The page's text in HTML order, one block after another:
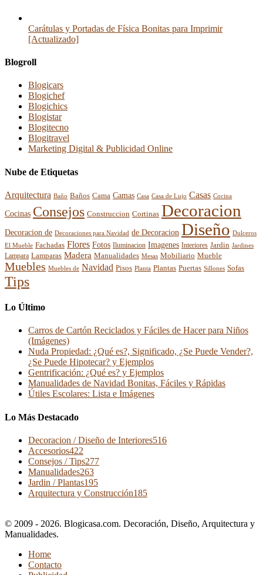
Carátulas y Portadas de Física Bonitas para Imprimir
[Actualizado]
Blogroll
Blogicars
Blogichef
Blogichics
Blogistar
Blogitecno
Blogitravel
Marketing Digital & Publicidad Online
Nube de Etiquetas
Arquitectura Baño Baños Cama Camas Casa Casa de Lujo Casas Cocina
Cocinas Consejos Construccion Cortinas Decoracion
Decoracion de Decoraciones para Navidad de Decoracion Diseño Dulceros
El Mueble Fachadas Flores Fotos Iluminacion Imagenes Interiores Jardin Jardines
Lampara Lamparas Madera Manualidades Mesas Mobiliario Mueble
Muebles Muebles de Navidad Pisos Planta Plantas Puertas Sillones Sofas
Tips
Lo Último
Carros de Cartón Reciclados y Fáciles de Hacer para Niños
(Imágenes)
Nuda Propiedad: ¿Qué es?, Significado, ¿Se Puede Vender?,
¿Se Puede Hipotecar? y Ejemplos
Gentrificación: ¿Qué es? y Ejemplos
Manualidades de Navidad Bonitas, Fáciles y Rápidas
Útiles Escolares: Lista e Imágenes
Lo Más Destacado
Decoracion / Diseño de Interiores516
Accesorios422
Consejos / Tips277
Manualidades263
Jardin / Plantas195
Arquitectura y Construcción185
© 2009 - 2026. Blogicasa.com. Decoración, Diseño, Arquitectura y
Manualidades.
Home
Contacto